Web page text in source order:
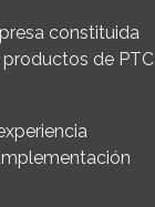
constituida
de PTC